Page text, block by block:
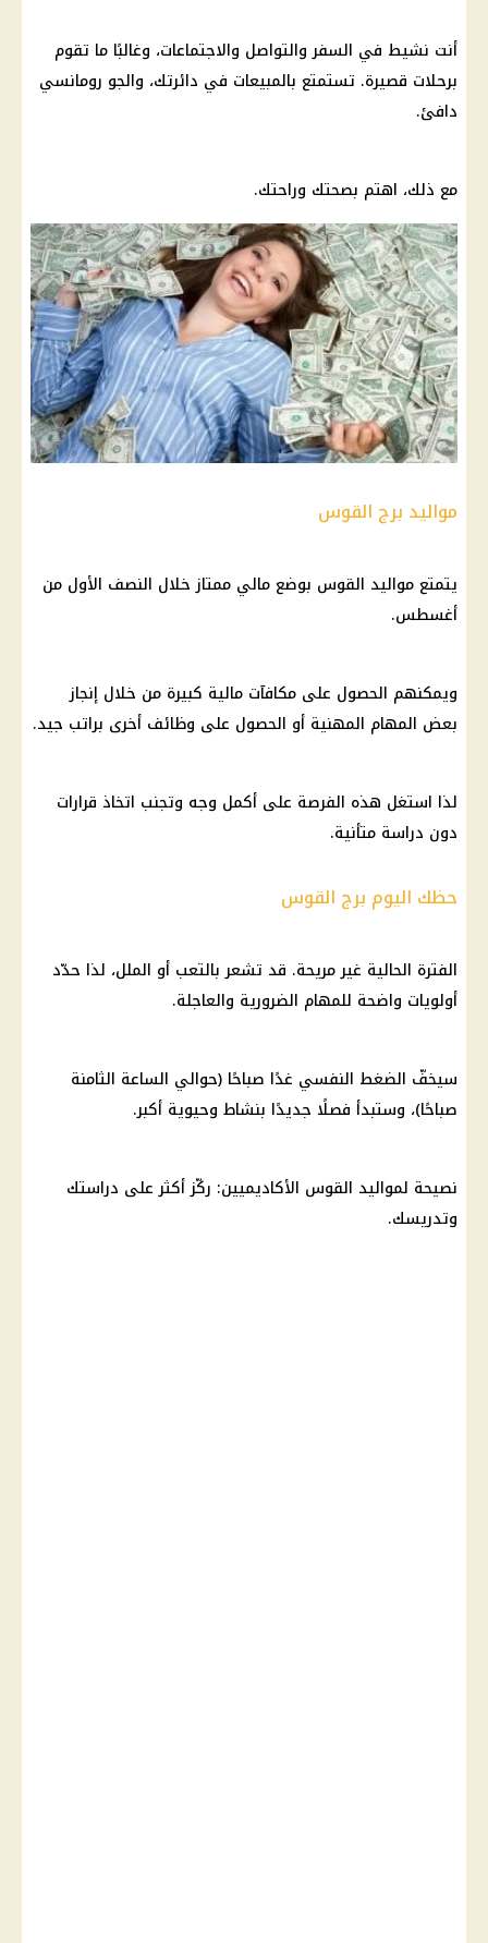
أنت نشيط في السفر والتواصل والاجتماعات، وغالبًا ما تقوم
برحلات قصيرة. تستمتع بالمبيعات في دائرتك، والجو رومانسي
دافئ.
مع ذلك، اهتم بصحتك وراحتك.
مواليد برج القوس
يتمتع مواليد القوس بوضع مالي ممتاز خلال النصف الأول من
أغسطس.
ويمكنهم الحصول على مكافآت مالية كبيرة من خلال إنجاز
بعض المهام المهنية أو الحصول على وظائف أخرى براتب جيد.
لذا استغل هذه الفرصة على أكمل وجه وتجنب اتخاذ قرارات
دون دراسة متأنية.
حظك اليوم برج القوس
الفترة الحالية غير مريحة. قد تشعر بالتعب أو الملل، لذا حدّد
أولويات واضحة للمهام الضرورية والعاجلة.
سيخفّ الضغط النفسي غدًا صباحًا (حوالي الساعة الثامنة
صباحًا)، وستبدأ فصلًا جديدًا بنشاط وحيوية أكبر.
نصيحة لمواليد القوس الأكاديميين: ركّز أكثر على دراستك
وتدريسك.